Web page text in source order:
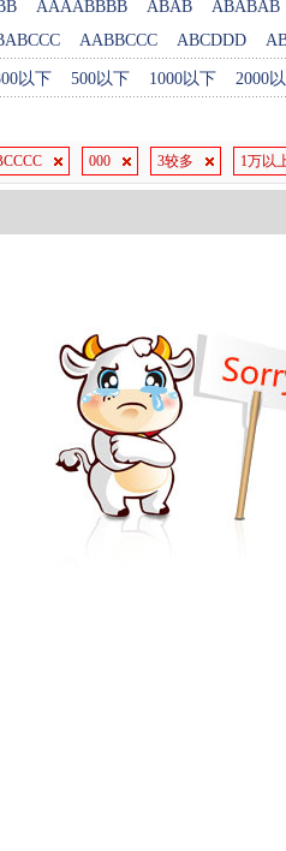
AAAABBBB ABAB
ABABAB
AABBCCC ABCDDD
以下 500以下 1000以下 2000
000 3较多 1万以